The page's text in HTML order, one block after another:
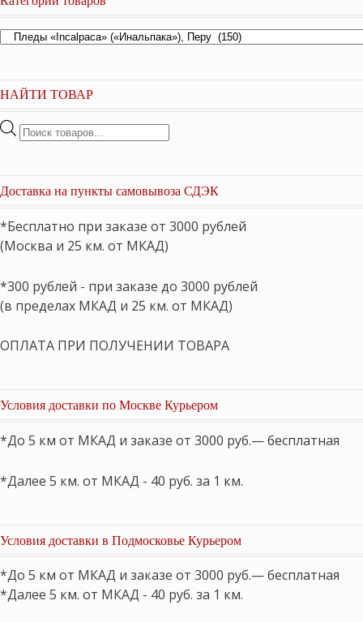
НАЙТИ ТОВАР
Поиск
Доставка на пункты самовывоза СДЭК
*Бесплатно при заказе от 3000 рублей
(Москва и 25 км. от МКАД)
*300 рублей - при заказе до 3000 рублей
(в пределах МКАД и 25 км. от МКАД)
ОПЛАТА ПРИ ПОЛУЧЕНИИ ТОВАРА
Условия доставки по Москве Курьером
*До 5 км от МКАД и заказе от 3000 руб.— бесплатная
*Далее 5 км. от МКАД - 40 руб. за 1 км.
Условия доставки в Подмосковье Курьером
*До 5 км от МКАД и заказе от 3000 руб.— бесплатная
*Далее 5 км. от МКАД - 40 руб. за 1 км.